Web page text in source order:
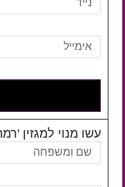
עשו מנוי למגזין